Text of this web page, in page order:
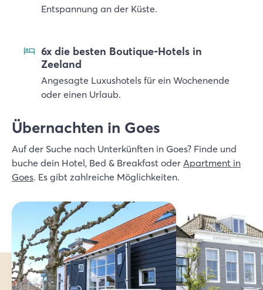
Entspannung an der Küste.
6x die besten Boutique-Hotels in
Zeeland
Angesagte Luxushotels für ein Wochenende
oder einen Urlaub.
Übernachten in Goes
Auf der Suche nach Unterkünften in Goes? Finde und
buche dein Hotel, Bed & Breakfast oder Apartment in
Goes. Es gibt zahlreiche Möglichkeiten.